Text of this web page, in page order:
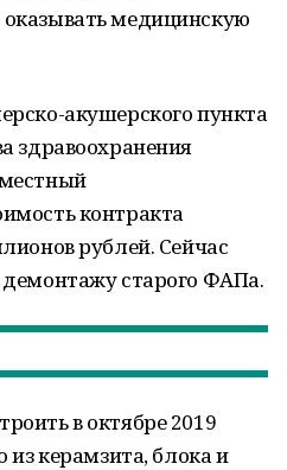
медицинскую
акушерского пункта
здравоохранения
контракта
рублей. Сейчас
старого ФАПа.
в октябре 2019
из керамзита, блока и